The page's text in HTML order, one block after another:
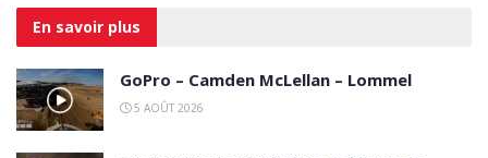
En savoir plus
GoPro – Camden McLellan – Lommel
5 AOÛT 2026